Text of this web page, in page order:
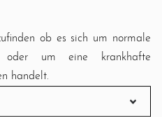
ob es sich um normale
oder um eine krankhafte
handelt.